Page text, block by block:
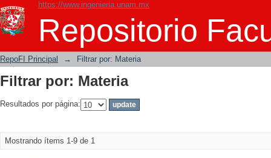
https://www.ingenieria.unam.mx
Repositorio
Filtrar por: Materia
RepoFI Principal → Filtrar por: Materia
Filtrar por: Materia
Resultados por página:
Mostrando ítems 1-9 de 1